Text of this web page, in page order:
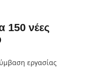
150 νέες
εργασίας